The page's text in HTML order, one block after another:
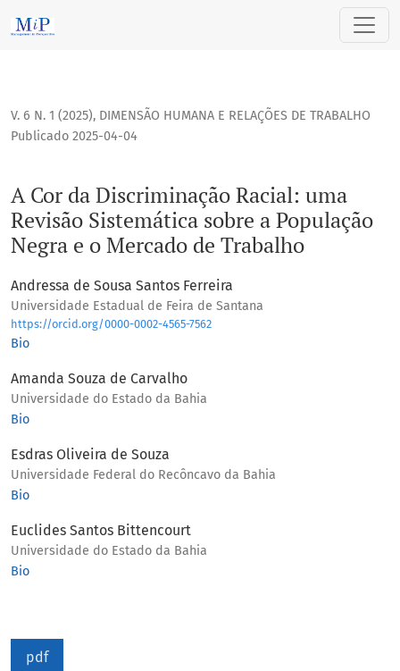
A Cor da Discriminação Racial: uma Revisão Sistemática
V. 6 N. 1 (2025), DIMENSÃO HUMANA E RELAÇÕES DE TRABALHO
A Cor da Discriminação Racial: uma
Revisão Sistemática sobre a População
Negra e o Mercado de Trabalho
Publicado 2025-04-04
Andressa de Sousa Santos Ferreira
Universidade Estadual de Feira de Santana
https://orcid.org/0000-0002-4565-7562
Bio
Amanda Souza de Carvalho
Universidade do Estado da Bahia
Bio
Esdras Oliveira de Souza
Universidade Federal do Recôncavo da Bahia
Bio
Euclides Santos Bittencourt
Universidade do Estado da Bahia
Bio
pdf